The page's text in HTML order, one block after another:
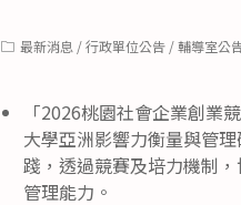
Post最新消息 / 行政單位公告 / 輔導室公
「2026桃園社會企業創業
大學亞洲影響力衡量與管
踐，透過競賽及培力機制
管理能力。